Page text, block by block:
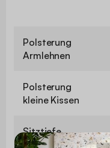
Polsterung
Armlehnen
Polsterung
kleine Kissen
Sitztiefe